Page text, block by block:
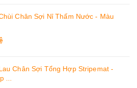
Chân Sợi Nỉ Thấm Nước - Màu
Chân Sợi Tổng Hợp Stripemat -
...